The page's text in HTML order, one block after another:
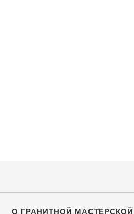
О ГРАНИТНОЙ МАСТЕРСКОЙ